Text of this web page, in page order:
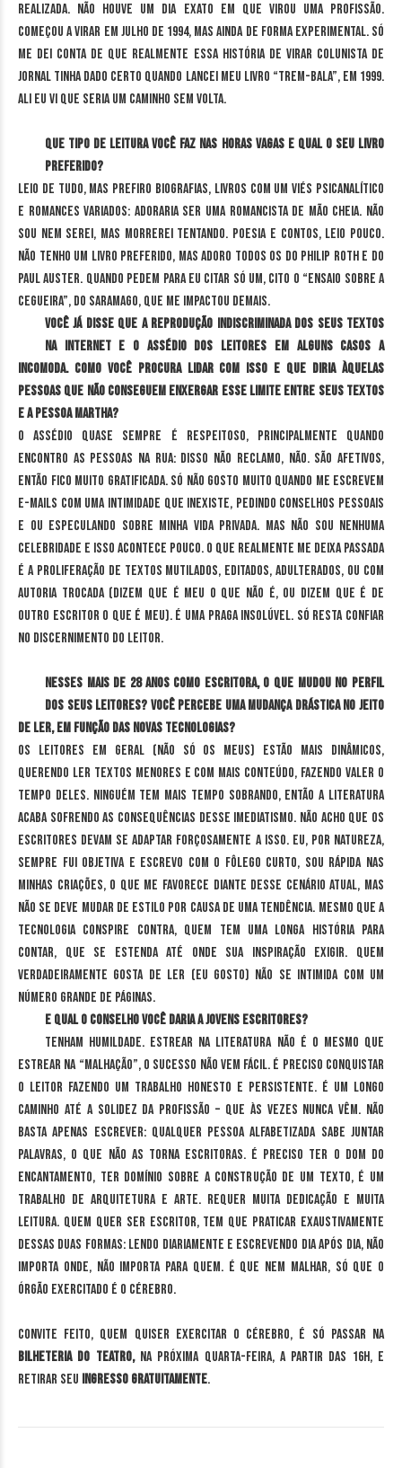
realizada. Não houve um dia exato em que virou uma profissão.
Começou a virar em julho de 1994, mas ainda de forma experimental. Só
me dei conta de que realmente essa história de virar colunista de
jornal tinha dado certo quando lancei meu livro “Trem-Bala”, em 1999.
Ali eu vi que seria um caminho sem volta.
Que tipo de leitura você faz nas horas vagas e qual o seu livro
preferido?
Leio de tudo, mas prefiro biografias, livros com um viés psicanalítico
e romances variados: adoraria ser uma romancista de mão cheia. Não
sou nem serei, mas morrerei tentando. Poesia e contos, leio pouco.
Não tenho um livro preferido, mas adoro todos os do Philip Roth e do
Paul Auster. Quando pedem para eu citar só um, cito o “Ensaio sobre a
cegueira”, do Saramago, que me impactou demais.
Você já disse que a reprodução indiscriminada dos seus textos
na internet e o assédio dos leitores em alguns casos a
incomoda. Como você procura lidar com isso e que diria àquelas
pessoas que não conseguem enxergar esse limite entre seus textos
e a pessoa Martha?
O assédio quase sempre é respeitoso, principalmente quando
encontro as pessoas na rua: disso não reclamo, não. São afetivos,
então fico muito gratificada. Só não gosto muito quando me escrevem
e-mails com uma intimidade que inexiste, pedindo conselhos pessoais
e ou especulando sobre minha vida privada. Mas não sou nenhuma
celebridade e isso acontece pouco. O que realmente me deixa passada
é a proliferação de textos mutilados, editados, adulterados, ou com
autoria trocada (dizem que é meu o que não é, ou dizem que é de
outro escritor o que é meu). É uma praga insolúvel. Só resta confiar
no discernimento do leitor.
Nesses mais de 28 anos como escritora, o que mudou no perfil
dos seus leitores? Você percebe uma mudança drástica no jeito
de ler, em função das novas tecnologias?
Os leitores em geral (não só os meus) estão mais dinâmicos,
querendo ler textos menores e com mais conteúdo, fazendo valer o
tempo deles. Ninguém tem mais tempo sobrando, então a literatura
acaba sofrendo as consequências desse imediatismo. Não acho que os
escritores devam se adaptar forçosamente a isso. Eu, por natureza,
sempre fui objetiva e escrevo com o fôlego curto, sou rápida nas
minhas criações, o que me favorece diante desse cenário atual, mas
não se deve mudar de estilo por causa de uma tendência. Mesmo que a
tecnologia conspire contra, quem tem uma longa história para
contar, que se estenda até onde sua inspiração exigir. Quem
verdadeiramente gosta de ler (eu gosto) não se intimida com um
número grande de páginas.
E qual o conselho você daria a jovens escritores?
Tenham humildade. Estrear na literatura não é o mesmo que
estrear na “Malhação”, o sucesso não vem fácil. É preciso conquistar
o leitor fazendo um trabalho honesto e persistente. É um longo
caminho até a solidez da profissão – que às vezes nunca vêm. Não
basta apenas escrever: qualquer pessoa alfabetizada sabe juntar
palavras, o que não as torna escritoras. É preciso ter o dom do
encantamento, ter domínio sobre a construção de um texto, é um
trabalho de arquitetura e arte. Requer muita dedicação e muita
leitura. Quem quer ser escritor, tem que praticar exaustivamente
dessas duas formas: lendo diariamente e escrevendo dia após dia, não
importa onde, não importa para quem. É que nem malhar, só que o
órgão exercitado é o cérebro.
Convite feito, quem quiser exercitar o cérebro, é só passar na
bilheteria do Teatro, na próxima quarta-feira, a partir das 16h, e
retirar seu ingresso gratuitamente.